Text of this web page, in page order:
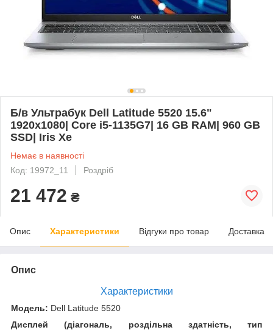
Б/в Ультрабук Dell Latitude 5520 15.6"
1920x1080| Core i5-1135G7| 16 GB RAM| 960 GB
SSD| Iris Xe
Немає в наявності
Код: 19972_11
Роздріб
21 472 ₴
Опис Характеристики Відгуки про товар Доставка
Опис
Характеристики
Модель: Dell Latitude 5520
Дисплей (діагональ, роздільна здатність, тип